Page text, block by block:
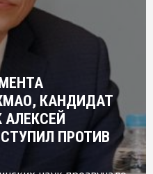
КАНДИДАТ
ПРОТИВ